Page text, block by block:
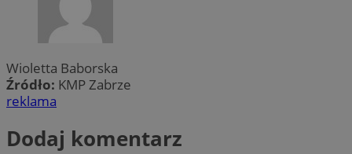
Wioletta Baborska
Źródło: KMP Zabrze
reklama
Dodaj komentarz